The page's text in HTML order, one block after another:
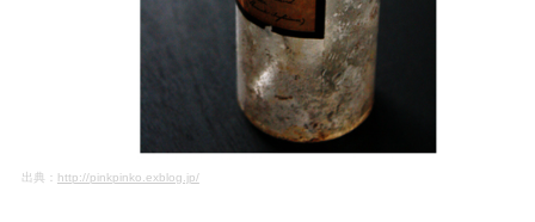
出典： http://pinkpinko.exblog.jp/